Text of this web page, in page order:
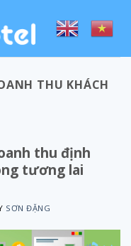
THU KHÁCH
thu định
tương lai
SƠN ĐẶNG